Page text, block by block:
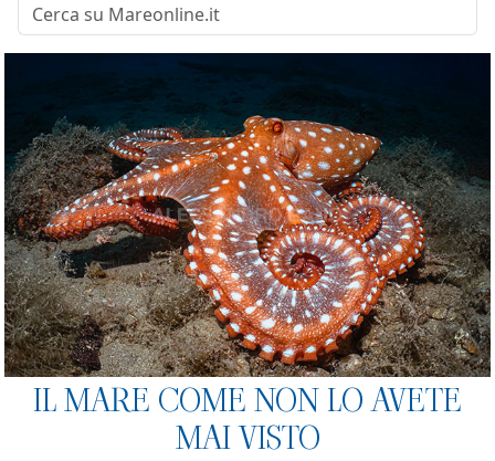
IL MARE COME NON LO AVETE
MAI VISTO